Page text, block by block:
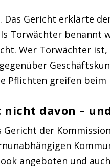
Das Gericht erklärte
Torwächter benannt
Wer Torwächter
Pflichten greifen
davon –
Gericht der
angeboten und